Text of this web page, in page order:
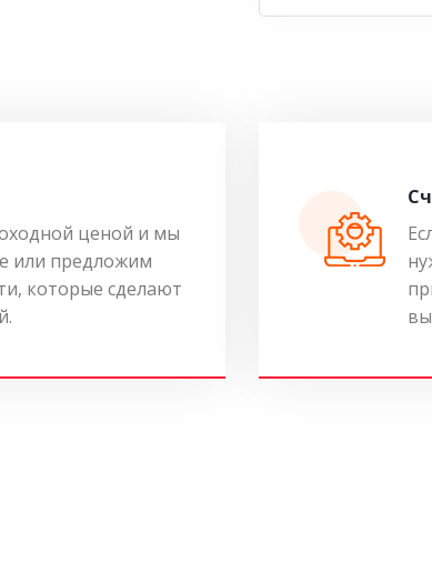
ценой и мы
или предложим
которые сделают